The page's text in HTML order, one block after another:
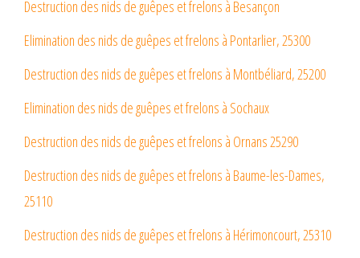
Destruction des nids de guêpes et frelons à Besançon
Elimination des nids de guêpes et frelons à Pontarlier, 25300
Destruction des nids de guêpes et frelons à Montbéliard, 25200
Elimination des nids de guêpes et frelons à Sochaux
Destruction des nids de guêpes et frelons à Ornans 25290
Destruction des nids de guêpes et frelons à Baume-les-Dames,
25110
Destruction des nids de guêpes et frelons à Hérimoncourt, 25310